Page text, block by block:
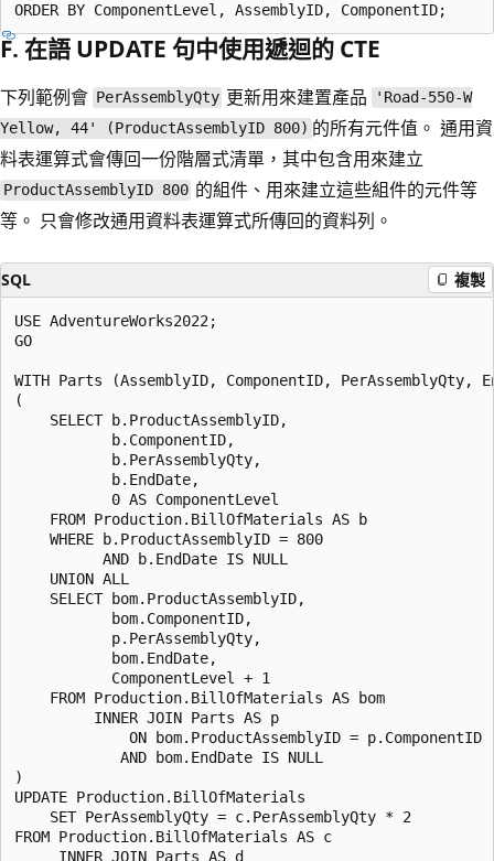
F. 在語 UPDATE 句中使用遞迴的 CTE
下列範例會 PerAssemblyQty 更新用來建置產品
'Road-550-W
Yellow, 44' (ProductAssemblyID 800) 的所有元件值。 通用資
料表運算式會傳回一份階層式清單，其中包含用來建立
ProductAssemblyID 800 的組件、用來建立這些組件的元件等
等。 只會修改通用資料表運算式所傳回的資料列。
SQL 複製
USE AdventureWorks2022;
GO
WITH Parts (AssemblyID, ComponentID, PerAssemblyQty,
(
    SELECT b.ProductAssemblyID,
           b.ComponentID,
           b.PerAssemblyQty,
           b.EndDate,
           0 AS ComponentLevel
    FROM Production.BillOfMaterials AS b
    WHERE b.ProductAssemblyID = 800
          AND b.EndDate IS NULL
    UNION ALL
    SELECT bom.ProductAssemblyID,
           bom.ComponentID,
           p.PerAssemblyQty,
           bom.EndDate,
           ComponentLevel + 1
    FROM Production.BillOfMaterials AS bom
         INNER JOIN Parts AS p
             ON bom.ProductAssemblyID = p.ComponentID
            AND bom.EndDate IS NULL
)
UPDATE Production.BillOfMaterials
    SET PerAssemblyQty = c.PerAssemblyQty * 2
FROM Production.BillOfMaterials AS c
     INNER JOIN Parts AS d